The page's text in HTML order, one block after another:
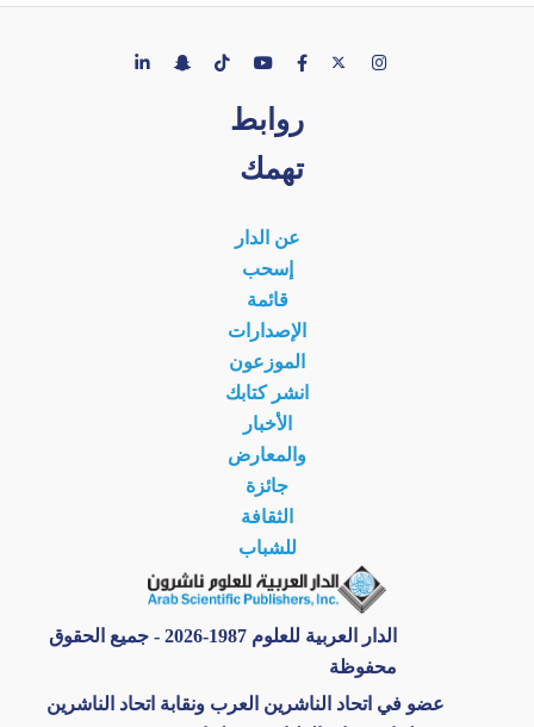
روابط
تهمك
عن الدار
إسحب
قائمة
الإصدارات
الموزعون
انشر كتابك
الأخبار
والمعارض
جائزة
الثقافة
للشباب
الدار العربية للعلوم 1987-2026 - جميع الحقوق
محفوظة
عضو في اتحاد الناشرين العرب ونقابة اتحاد الناشرين